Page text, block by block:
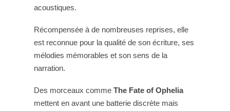
acoustiques.
Récompensée à de nombreuses reprises, elle
est reconnue pour la qualité de son écriture, ses
mélodies mémorables et son sens de la
narration.
Des morceaux comme The Fate of Ophelia
mettent en avant une batterie discrète mais